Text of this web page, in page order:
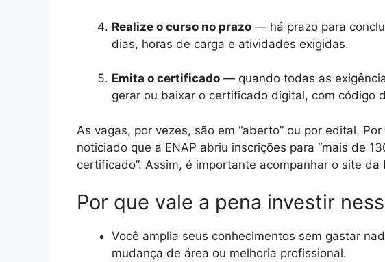
Realize o curso no prazo — há prazo para
dias, horas de carga e atividades exigidas.
Emita o certificado — quando todas as
gerar ou baixar o certificado digital, com código
As vagas, por vezes, são em “aberto” ou por edital.
noticiado que a ENAP abriu inscrições para “mais de
certificado”. Assim, é importante acompanhar o site
Por que vale a pena investir
Você amplia seus conhecimentos sem gastar
mudança de área ou melhoria profissional.